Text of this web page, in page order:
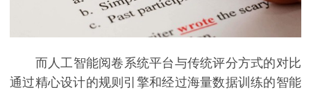
而人工智能阅卷系统平台与传统评分方式的对比
通过精心设计的规则引擎和经过海量数据训练的智能